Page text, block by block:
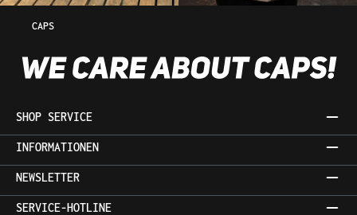
CAPS
SHOP SERVICE
INFORMATIONEN
NEWSLETTER
SERVICE-HOTLINE